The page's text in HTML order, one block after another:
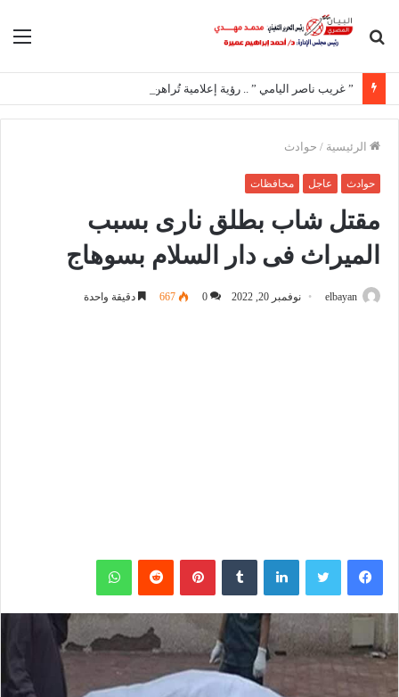
بحث
” غريب ناصر اليامي ” .. رؤية إعلامية تُراهن على المحتوى الهادف
الرئيسية / حوادث
حوادث عاجل محافظات
مقتل شاب بطلق نارى بسبب
الميراث فى دار السلام بسوهاج
elbayan نوفمبر 20, 2022 0
667 دقيقة واحدة
فيسبوك لينكدإن بينتيريست